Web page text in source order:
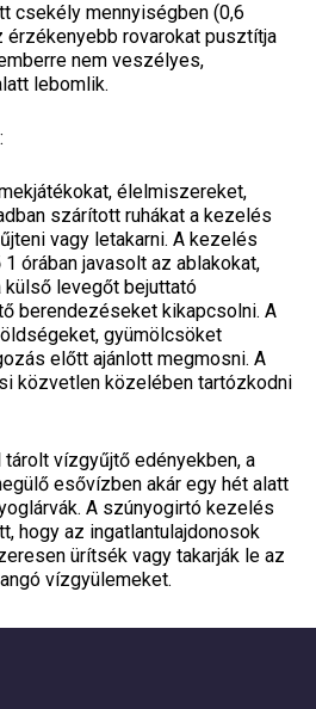
csekély mennyiségben (0,6
rovarokat pusztítja
nem veszélyes,
lebomlik.
élelmiszereket,
szárított ruhákat a kezelés
vagy letakarni. A kezelés
órában javasolt az ablakokat,
külső levegőt bejuttató
berendezéseket kikapcsolni. A
gyümölcsöket
előtt ajánlott megmosni. A
közvetlen közelében tartózkodni
vízgyűjtő edényekben, a
esővízben akár egy hét alatt
A szúnyogirtó kezelés
hogy az ingatlantulajdonosok
ürítsék vagy takarják le az
vízgyülemeket.